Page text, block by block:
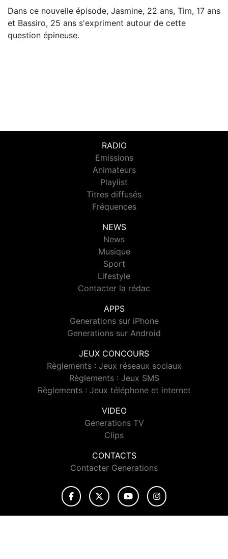
Dans ce nouvelle épisode, Jasmine, 22 ans, Tim, 17 ans
et Bassiro, 25 ans s'expriment autour de cette
question épineuse.
RADIO
Emissions
Animateurs
Playlist
Titres diffusés
Fréquences
NEWS
News
Musique
Sport
Lifestyle
Contacter la rédac
APPS
Generations sur iPhone
Generations sur Android
JEUX CONCOURS
Règlements : Jeux réseaux sociaux
Règlements : Jeux SMS
Règlements : Jeux téléphone et internet
VIDEO
Generations TV
Clips
CONTACTS
Contacter Generations